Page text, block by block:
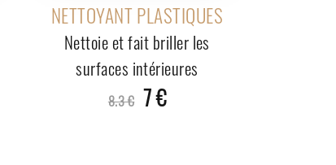
NETTOYANT PLASTIQUES
Nettoie et fait briller les
surfaces intérieures
8.3 € 7 €